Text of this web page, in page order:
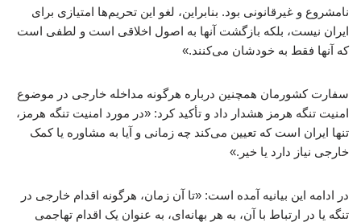
نامشروع و غیرقانونی بود. بنابراین، لغو این تحریم‌ها امتیازی برای
ایران نیست، بلکه بازگشت آنها به اصول اخلاقی است و لطفی است
که آنها فقط به خودشان می‌کنند.»
سفارت کشورمان همچنین درباره هرگونه مداخله خارجی در موضوع
امنیت تنگه هرمز هشدار داد و تأکید کرد: «در مورد امنیت تنگه هرمز،
تنها ایران است که تعیین می‌کند چه زمانی و آیا به مشاوره یا کمک
خارجی نیاز دارد یا خیر.»
در ادامه این بیانیه آمده است: «تا آن زمان، هرگونه اقدام خارجی در
تنگه یا در ارتباط با آن، به هر بهانه‌ای، به عنوان یک اقدام تهاجمی